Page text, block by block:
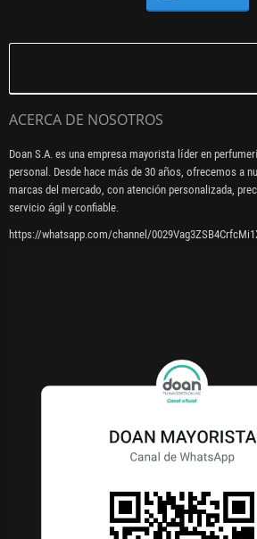
ACERCA DE NOSOTROS
Doan S.A. es una empresa mayorista líder en
personal. Desde hace más de 30 años, ofrecemos a
marcas del mercado, con atención personalizada,
servicio ágil y confiable.
https://whatsapp.com/channel/